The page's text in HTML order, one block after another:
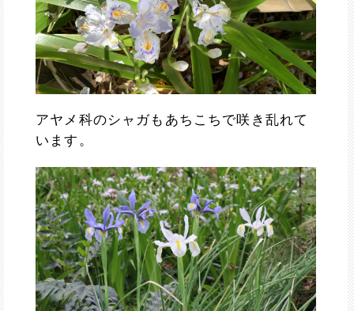
アヤメ科のシャガもあちこちで咲き乱れて
います。